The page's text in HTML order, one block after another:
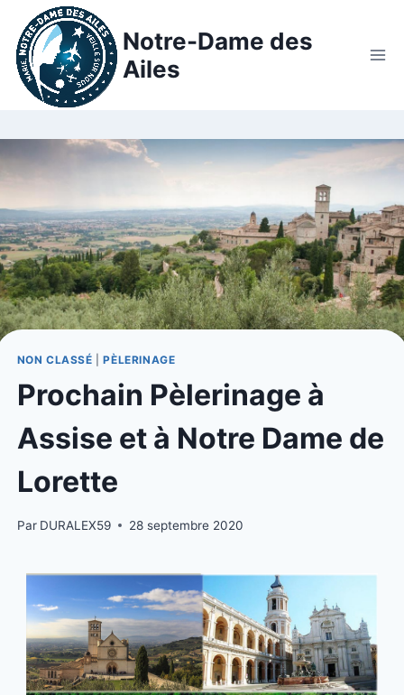
Notre-Dame des
Ailes
NON CLASSÉ |PÈLERINAGE
Prochain Pèlerinage à
Assise et à Notre Dame de
Lorette
Par DURALEX59 28 septembre 2020